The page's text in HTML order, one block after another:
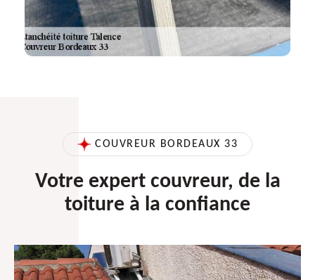
COUVREUR BORDEAUX 33
Votre expert couvreur, de la
toiture à la confiance